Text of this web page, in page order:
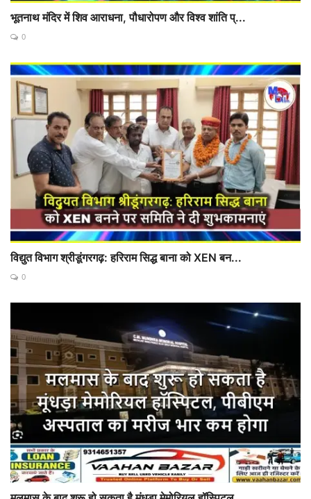
भूतनाथ मंदिर में शिव आराधना, पौधारोपण और विश्व शांति प्...
0
विद्युत विभाग श्रीडूंगरगढ़: हरिराम सिद्ध बाना को XEN बन...
0